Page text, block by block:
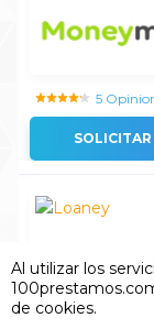
Al utilizar los
de cookies.
5
SOLICITAR